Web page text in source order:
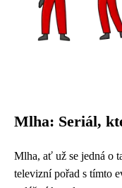
Mlha: Seriál,
Mlha, ať už se jedná o
televizní pořad s tímto